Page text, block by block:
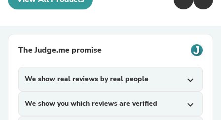
The Judge.me promise
We show real reviews by real people expand_more
We show you which reviews are verified expand_more